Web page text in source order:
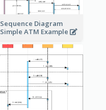
Sequence Diagram
Simple ATM Example